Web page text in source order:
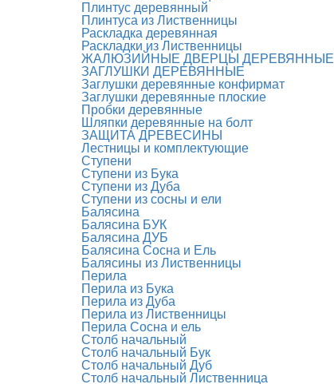
Плинтус деревянный
Плинтуса из Лиственницы
Раскладка деревянная
Раскладки из Лиственницы
ЖАЛЮЗИЙНЫЕ ДВЕРЦЫ ДЕРЕВЯННЫЕ
ЗАГЛУШКИ ДЕРЕВЯННЫЕ
Заглушки деревянные конфирмат
Заглушки деревянные плоские
Пробки деревянные
Шляпки деревянные на болт
ЗАЩИТА ДРЕВЕСИНЫ
Лестницы и комплектующие
Ступени
Ступени из Бука
Ступени из Дуба
Ступени из сосны и ели
Балясина
Балясина БУК
Балясина ДУБ
Балясина Сосна и Ель
Балясины из Лиственницы
Перила
Перила из Бука
Перила из Дуба
Перила из Лиственницы
Перила Сосна и ель
Столб начальный
Столб начальный Бук
Столб начальный Дуб
Столб начальный Лиственница